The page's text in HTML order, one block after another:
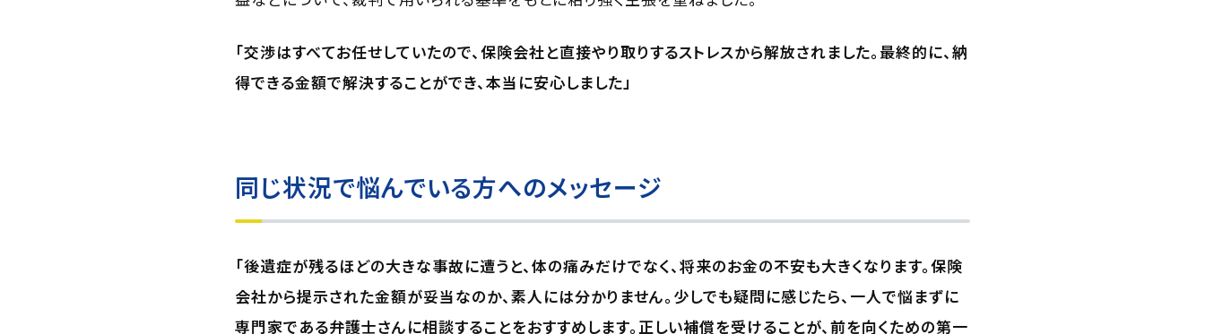
「交渉はすべてお任せしていたので、保険会社と直接やり取りするストレスから解放されました。最終的に、納
得できる金額で解決することができ、本当に安心しました」
同じ状況で悩んでいる方へのメッセージ
「後遺症が残るほどの大きな事故に遭うと、体の痛みだけでなく、将来のお金の不安も大きくなります。保険
会社から提示された金額が妥当なのか、素人には分かりません。少しでも疑問に感じたら、一人で悩まずに
専門家である弁護士さんに相談することをおすすめします。正しい補償を受けることが、前を向くための第一